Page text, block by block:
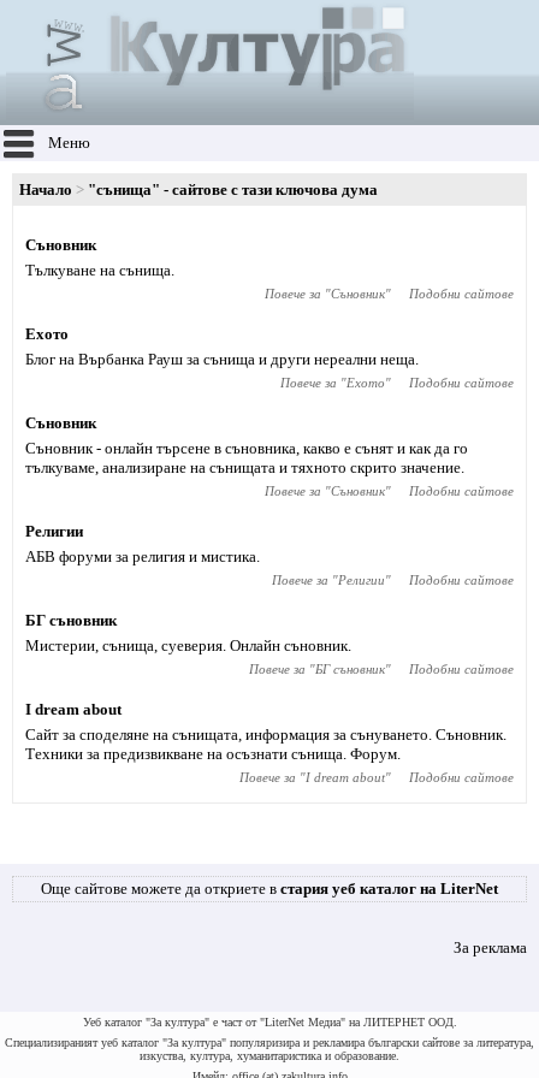
Меню
Начало "сънища" - сайтове с тази ключова дума
Съновник
Тълкуване на сънища.
Повече за "Съновник" Подобни сайтове
Ехото
Блог на Върбанка Рауш за сънища и други нереални неща.
Повече за "Ехото" Подобни сайтове
Съновник
Съновник - онлайн търсене в съновника, какво е сънят и как да го
тълкуваме, анализиране на сънищата и тяхното скрито значение.
Повече за "Съновник" Подобни сайтове
Религии
АБВ форуми за религия и мистика.
Повече за "Религии" Подобни сайтове
БГ съновник
Мистерии, сънища, суеверия. Онлайн съновник.
Повече за "БГ съновник" Подобни сайтове
I dream about
Сайт за споделяне на сънищата, информация за сънуването. Съновник.
Техники за предизвикване на осъзнати сънища. Форум.
Повече за "I dream about" Подобни сайтове
Още сайтове можете да откриете в стария уеб каталог на LiterNet
За реклама
Уеб каталог "За култура" е част от "LiterNet Медиа" на ЛИТЕРНЕТ ООД.
Специализираният уеб каталог "За култура" популяризира и рекламира български сайтове за литература,
изкуства, култура, хуманитаристика и образование.